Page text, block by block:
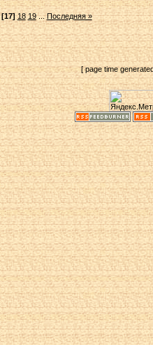
[17] 18 19...Последняя »
[ page time